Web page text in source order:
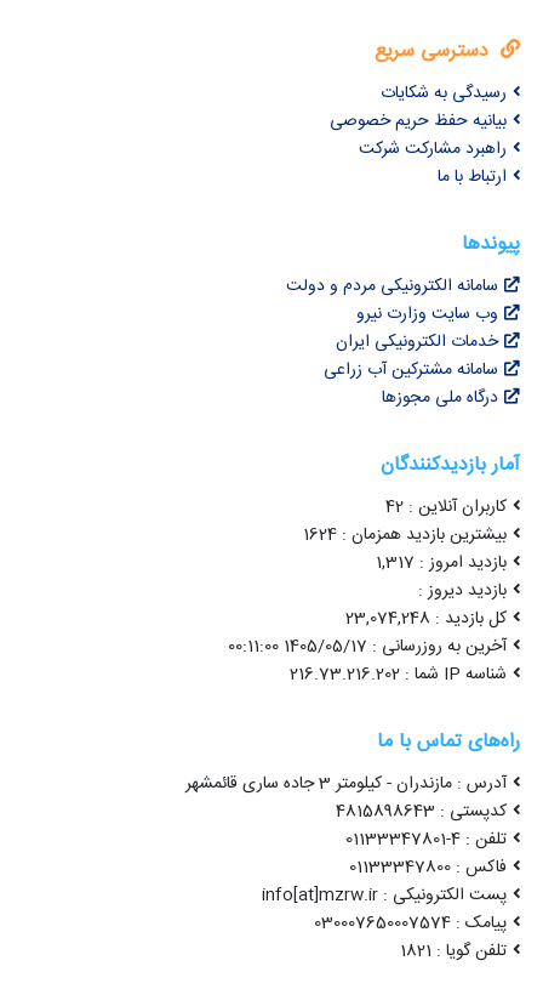
دسترسی سریع
رسیدگی به شکایات
بیانیه حفظ حریم خصوصی
راهبرد مشارکت شرکت
ارتباط با ما
پیوندها
سامانه الکترونیکی مردم و دولت
وب سایت وزارت نیرو
خدمات الکترونیکی ایران
سامانه مشترکین آب زراعی
درگاه ملی مجوزها
آمار بازدیدکنندگان
کاربران آنلاین : 42
بیشترین بازدید همزمان : 1624
بازدید امروز : 1,317
بازدید دیروز :
کل بازدید : 23,074,248
آخرین به روزرسانی : 1405/05/17 00:11:00
شناسه IP شما : 216.73.216.202
راه‌های تماس با ما
آدرس : مازندران - کیلومتر 3 جاده ساری قائمشهر
کدپستی : 4815898643
تلفن : 4-01133347801
فاکس : 01133347800
پست الکترونیکی : info[at]mzrw.ir
پیامک : 030007650007574
تلفن گویا : 1821